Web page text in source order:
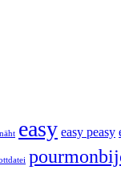
easy easy peasy